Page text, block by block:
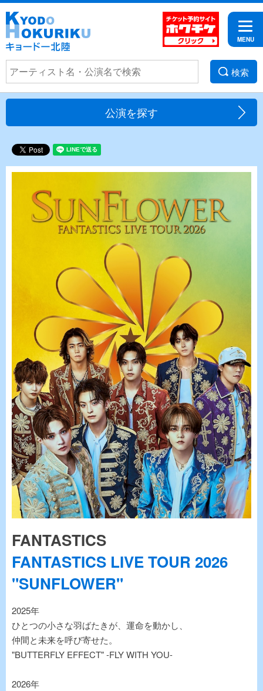
検索
公演を探す
FANTASTICS
FANTASTICS LIVE TOUR 2026
"SUNFLOWER"
2025年
ひとつの小さな羽ばたきが、運命を動かし、
仲間と未来を呼び寄せた。
"BUTTERFLY EFFECT" -FLY WITH YOU-
2026年